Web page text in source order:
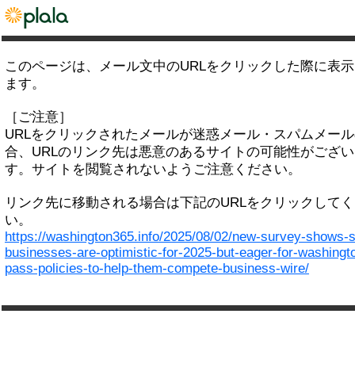
このページは、メール文中のURLをクリックした際に表
ます。
［ご注意］
URLをクリックされたメールが迷惑メール・スパムメー
合、URLのリンク先は悪意のあるサイトの可能性がござ
す。サイトを閲覧されないようご注意ください。
リンク先に移動される場合は下記のURLをクリックして
い。
https://washington365.info/2025/08/02/new-survey-shows-
businesses-are-optimistic-for-2025-but-eager-for-
pass-policies-to-help-them-compete-business-wire/